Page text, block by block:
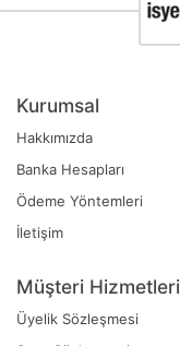
Kurumsal
Hakkımızda
Banka Hesapları
Ödeme Yöntemleri
İletişim
Müşteri Hizmetleri
Üyelik Sözleşmesi